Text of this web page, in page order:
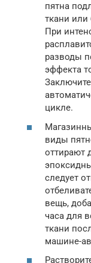
пятна
ткани или
При
разводы
эффекта
цикле.
виды
оттирают
следует
вещь,
часа для
ткани
машине-